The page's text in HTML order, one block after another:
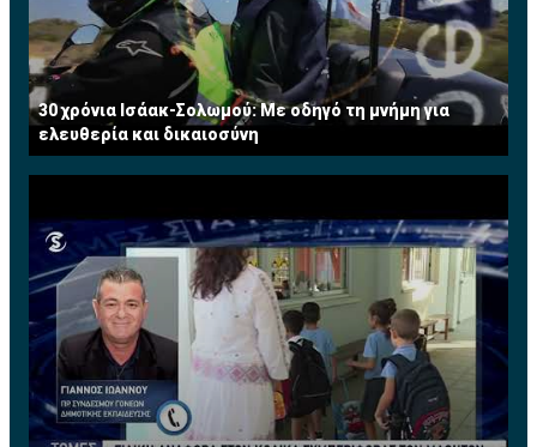
30 χρόνια Ισάακ-Σολωμού: Με οδηγό τη μνήμη για
ελευθερία και δικαιοσύνη